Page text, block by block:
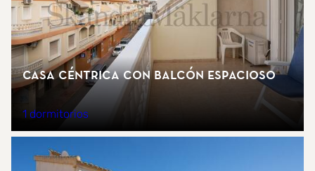
Casa céntrica con balcón espacioso
1 dormitorios